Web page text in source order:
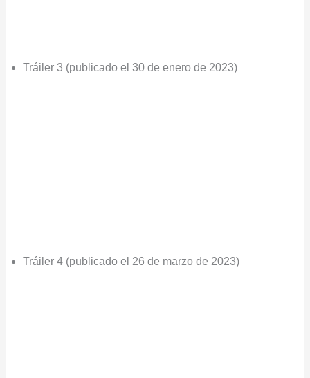
Tráiler 3 (publicado el 30 de enero de 2023)
Tráiler 4 (publicado el 26 de marzo de 2023)